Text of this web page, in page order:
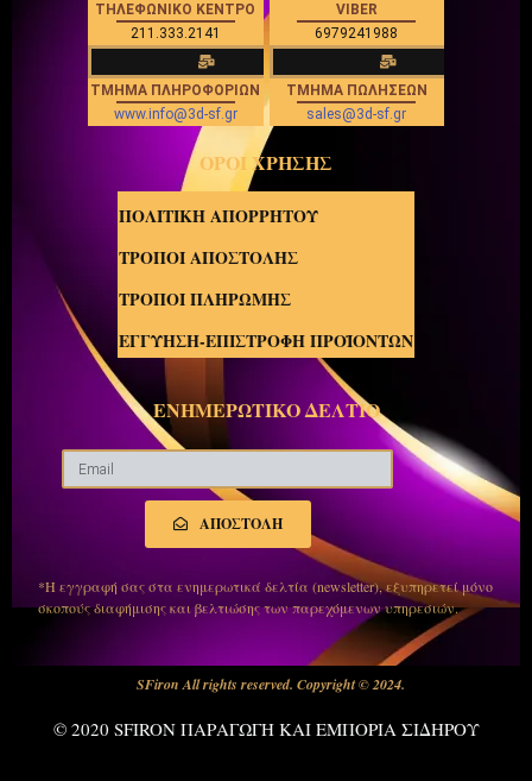
ΤΗΛΕΦΩΝΙΚΟ ΚΕΝΤΡΟ
211.333.2141
VIBER
6979241988
ΤΜΗΜΑ ΠΛΗΡΟΦΟΡΙΩΝ
www.info@3d-sf.gr
ΤΜΗΜΑ ΠΩΛΗΣΕΩΝ
sales@3d-sf.gr
ΟΡΟΙ ΧΡΗΣΗΣ
ΠΟΛΙΤΙΚΗ ΑΠΟΡΡΗΤΟΥ
ΤΡΟΠΟΙ ΑΠΟΣΤΟΛΗΣ
ΤΡΟΠΟΙ ΠΛΗΡΩΜΗΣ
ΕΓΓΥΗΣΗ-ΕΠΙΣΤΡΟΦΗ ΠΡΟΪΟΝΤΩΝ
ΕΝΗΜΕΡΩΤΙΚΟ ΔΕΛΤΙΟ
ΑΠΟΣΤΟΛΗ
*Η εγγραφή σας στα ενημερωτικά δελτία (newsletter), εξυπηρετεί μόνο
σκοπούς διαφήμισης και βελτιώσης των παρεχόμενων υπηρεσιών.
SFiron All rights reserved. Copyright © 2024.
© 2020 SFIRON ΠΑΡΑΓΩΓΗ ΚΑΙ ΕΜΠΟΡΙΑ ΣΙΔΗΡΟΥ